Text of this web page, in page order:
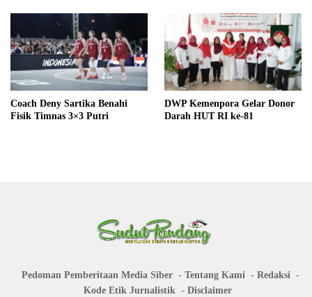
Coach Deny Sartika Benahi
Fisik Timnas 3×3 Putri
DWP Kemenpora Gelar Donor
Darah HUT RI ke-81
Pedoman Pemberitaan Media Siber Tentang Kami
Redaksi
Kode Etik Jurnalistik
Disclaimer